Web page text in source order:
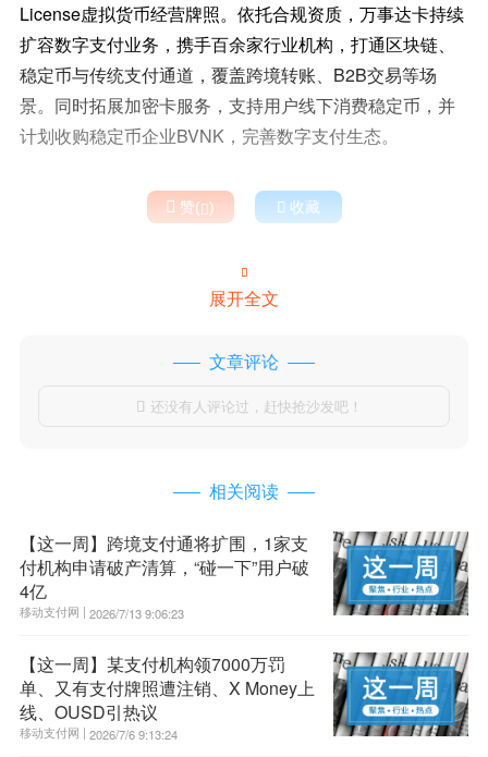
License虚拟货币经营牌照。依托合规资质，万事达卡持续
扩容数字支付业务，携手百余家行业机构，打通区块链、
稳定币与传统支付通道，覆盖跨境转账、B2B交易等场
景。同时拓展加密卡服务，支持用户线下消费稳定币，并
计划收购稳定币企业BVNK，完善数字支付生态。
 赞()  收藏

展开全文
文章评论
 还没有人评论过，赶快抢沙发吧！
相关阅读
【这一周】跨境支付通将扩围，1家支
付机构申请破产清算，“碰一下”用户破
4亿
移动支付网 | 2026/7/13 9:06:23
【这一周】某支付机构领7000万罚
单、又有支付牌照遭注销、X Money上
线、OUSD引热议
移动支付网 | 2026/7/6 9:13:24